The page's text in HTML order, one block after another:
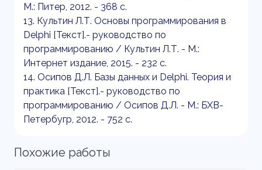
М.: Питер, 2012. - 368 с.
13. Культин Л.Т. Основы программирования в
Delphi [Текст].- руководство по
программированию / Культин Л.Т. - М.:
Интернет издание, 2015. - 232 с.
14. Осипов Д.Л. Базы данных и Delphi. Теория и
практика [Текст].- руководство по
программированию / Осипов Д.Л. - М.: БХВ-
Петербугр, 2012. - 752 с.
Похожие работы